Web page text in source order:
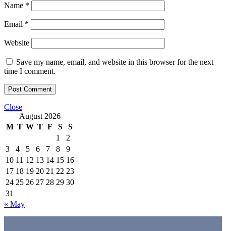
Name *
Email *
Website
Save my name, email, and website in this browser for the next
time I comment.
Close
August 2026
M T W T F S
S
1
2
3
4 5 6 7 8
9
10 11 12 13 14 15 16
17 18 19 20 21 22 23
24 25 26 27 28 29 30
31
« May